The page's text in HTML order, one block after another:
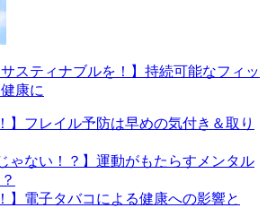
サスティナブルを！】持続可能なフィッ
康に
】フレイル予防は早めの気付き＆取り
ゃない！？】運動がもたらすメンタル
】電子タバコによる健康への影響と